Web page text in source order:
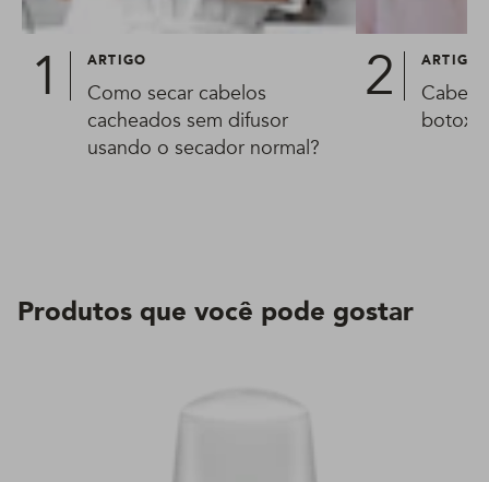
ARTIGO
Como secar cabelos
cacheados sem difusor
usando o secador normal?
ARTIGO
botox?
Produtos que você pode gostar